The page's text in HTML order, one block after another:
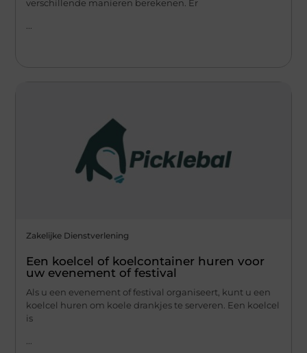
verschillende manieren berekenen. Er
Zakelijke Dienstverlening
Een koelcel of koelcontainer huren voor
uw evenement of festival
Als u een evenement of festival organiseert, kunt u een
koelcel huren om koele drankjes te serveren. Een koelcel
is
...